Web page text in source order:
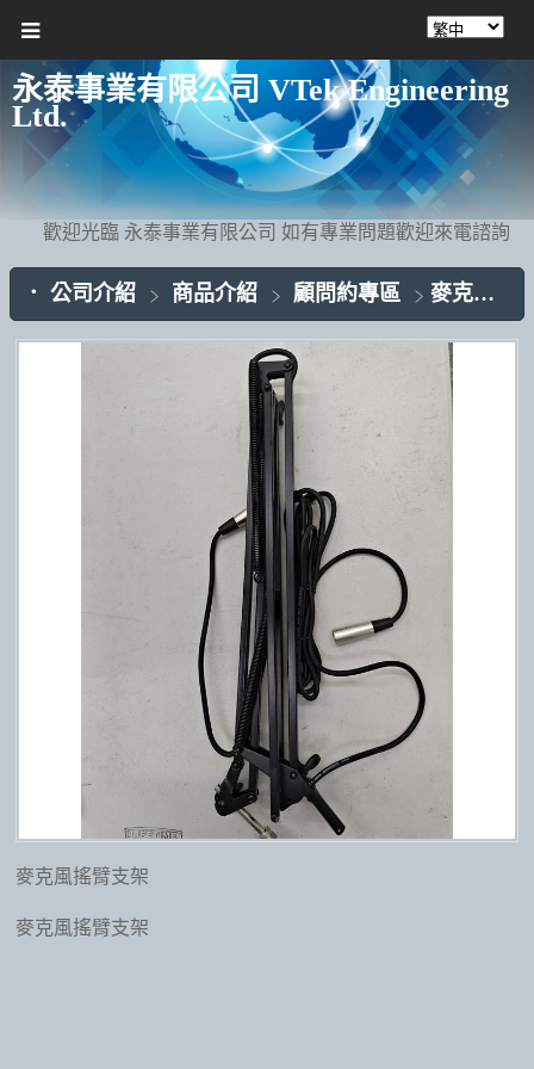
永泰事業有限公司 VTek Engineering
Ltd.
歡迎光臨 永泰事業有限公司 如有專業問題歡迎來電諮詢
公司介紹 商品介紹 顧問約專區 麥克風搖臂支架
麥克風搖臂支架
麥克風搖臂支架